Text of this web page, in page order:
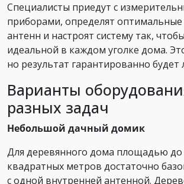
Специалисты приедут с
приборами, определят оптимальные
антенн и настроят систему так,
идеальной в каждом уголке дома.
но результат гарантированно будет
Варианты
разных задач
Небольшой дачный домик
Для деревянного дома площадью до
квадратных метров достаточно
с одной внутренней антенной.